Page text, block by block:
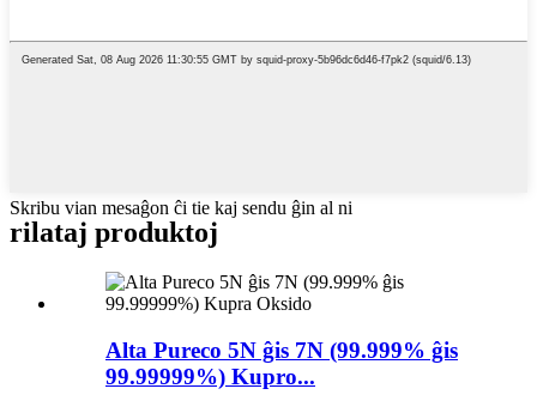
Skribu vian mesaĝon ĉi tie kaj sendu ĝin al ni
rilataj produktoj
Alta Pureco 5N ĝis 7N (99.999% ĝis
99.99999%) Kupro...